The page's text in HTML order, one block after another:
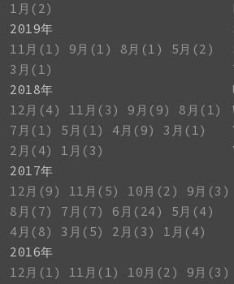
1月(2)
2019年
11月(1)
9月(1) 8月(1)
5月(2)
3月(1)
2018年
12月(4)
11月(3) 9月(9)
8月(1)
7月(1)
5月(1) 4月(9)
3月(1)
2月(4)
1月(3)
2017年
12月(9)
11月(5) 10月(2)
9月(3)
8月(7)
7月(7) 6月(24)
5月(4)
4月(8)
3月(5) 2月(3)
1月(4)
2016年
12月(1)
11月(1) 10月(2)
9月(3)